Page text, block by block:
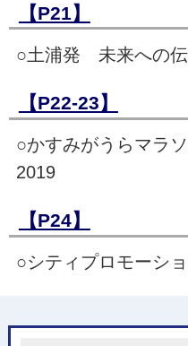
【P21】
○土浦発 未来への
【P22-23】
○かすみがうらマラ
2019
【P24】
○シティプロモーシ